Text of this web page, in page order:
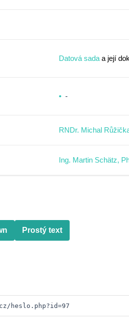
Datová sada a její
-
RNDr. Michal
Ing. Martin Schätz,
Prostý text
heslo.php?id=97